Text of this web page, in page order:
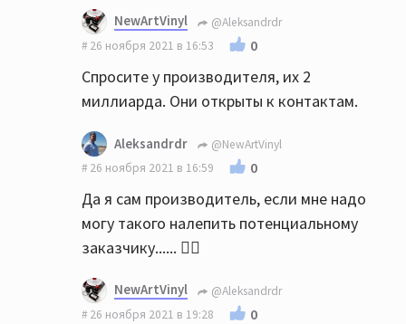
NewArtVinyl
@Aleksandrdr
26 ноября 2021 в 16:53
0
Спросите у производителя, их 2
миллиарда. Они открыты к контактам.
Aleksandrdr
@NewArtVinyl
26 ноября 2021 в 16:59
0
Да я сам производитель, если мне надо
могу такого налепить потенциальному
заказчику...... 🤦‍♂️
NewArtVinyl
@Aleksandrdr
26 ноября 2021 в 19:28
0